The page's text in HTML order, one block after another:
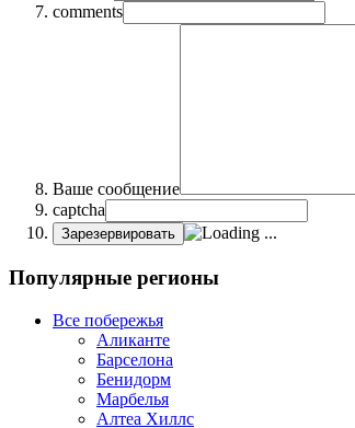
comments
Ваше сообщение
captcha
Зарезервировать
Популярные регионы
Все побережья
Аликанте
Барселона
Бенидорм
Марбелья
Алтеа Хиллс